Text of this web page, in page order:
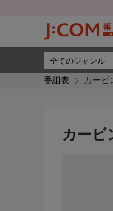
番組表 カービ
カービ